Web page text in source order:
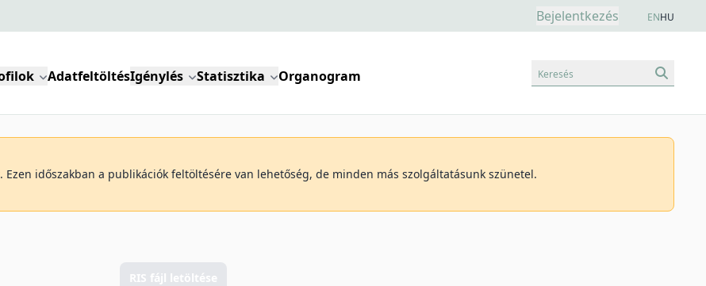
Bejelentkezés ENHU
AdatfeltöltésIgénylés Statisztika Organogram Keresés
Ezen időszakban a publikációk feltöltésére van lehetőség, de minden más szolgáltatásunk szünetel.
RIS fájl letöltése